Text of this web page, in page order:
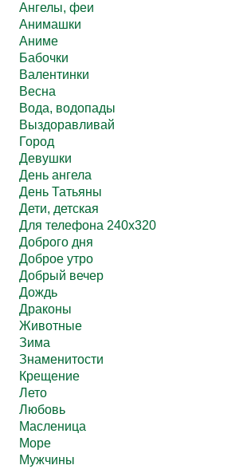
Ангелы, феи
Анимашки
Аниме
Бабочки
Валентинки
Весна
Вода, водопады
Выздоравливай
Город
Девушки
День ангела
День Татьяны
Дети, детская
Для телефона 240х320
Доброго дня
Доброе утро
Добрый вечер
Дождь
Драконы
Животные
Зима
Знаменитости
Крещение
Лето
Любовь
Масленица
Море
Мужчины